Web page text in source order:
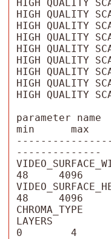
HIGH QUALITY
HIGH QUALITY
HIGH QUALITY
HIGH QUALITY
HIGH QUALITY
HIGH QUALITY
HIGH QUALITY
HIGH QUALITY
HIGH QUALITY
parameter
min      max
--------------
48     4096
48     4096
LAYERS
0        4